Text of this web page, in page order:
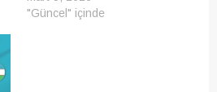
"Güncel" içinde